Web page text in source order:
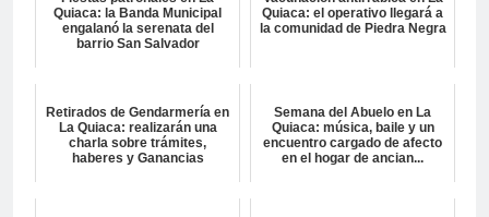
Quiaca: la Banda Municipal
engalanó la serenata del
barrio San Salvador
Quiaca: el operativo llegará a
la comunidad de Piedra Negra
Retirados de Gendarmería en
La Quiaca: realizarán una
charla sobre trámites,
haberes y Ganancias
Semana del Abuelo en La
Quiaca: música, baile y un
encuentro cargado de afecto
en el hogar de ancian...